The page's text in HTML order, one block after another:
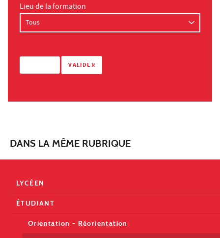
Lieu de la formation
DANS LA MÊME RUBRIQUE
LYCÉEN
ÉTUDIANT
Orientation - Réorientation